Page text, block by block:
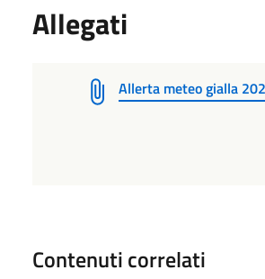
Allegati
Allerta meteo gialla
Contenuti correlati